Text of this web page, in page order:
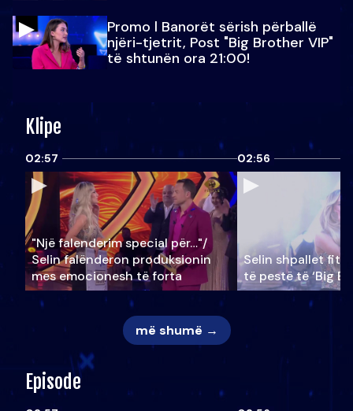
Promo l Banorët sërish përballë
njëri-tjetrit, Post "Big Brother VIP"
të shtunën ora 21:00!
Klipe
02:57
"Një falenderim special për…"/
Selin falënderon produksionin
mes emocionesh të forta
02:56
Selin shpallet
të pestë të ‘Big
më shumë →
Episode